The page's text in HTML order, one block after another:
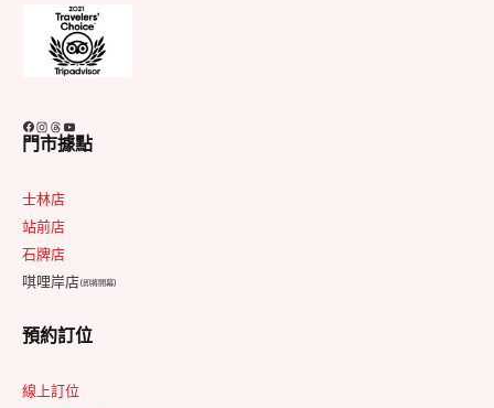
Facebook Instagram Threads YouTube
門市據點
士林店
站前店
石牌店
唭哩岸店(即將開幕)
預約訂位
線上訂位